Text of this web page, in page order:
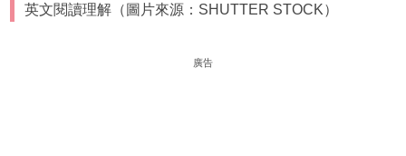
英文閱讀理解（圖片來源：SHUTTER STOCK）
廣告